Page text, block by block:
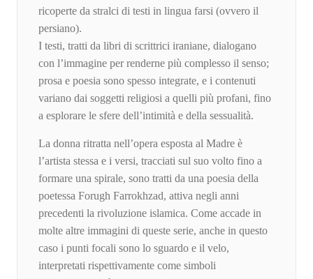
ricoperte da stralci di testi in lingua farsi (ovvero il
persiano).
I testi, tratti da libri di scrittrici iraniane, dialogano
con l’immagine per renderne più complesso il senso;
prosa e poesia sono spesso integrate, e i contenuti
variano dai soggetti religiosi a quelli più profani, fino
a esplorare le sfere dell’intimità e della sessualità.
La donna ritratta nell’opera esposta al Madre è
l’artista stessa e i versi, tracciati sul suo volto fino a
formare una spirale, sono tratti da una poesia della
poetessa Forugh Farrokhzad, attiva negli anni
precedenti la rivoluzione islamica. Come accade in
molte altre immagini di queste serie, anche in questo
caso i punti focali sono lo sguardo e il velo,
interpretati rispettivamente come simboli